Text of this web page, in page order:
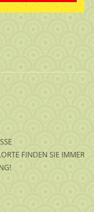
FINDEN SIE IMMER